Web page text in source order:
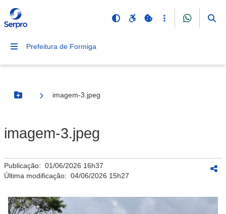
Prefeitura de Formiga
Botão Menu
imagem-3.jpeg
imagem-3.jpeg
Publicação: 01/06/2026 16h37
Última modificação: 04/06/2026 15h27